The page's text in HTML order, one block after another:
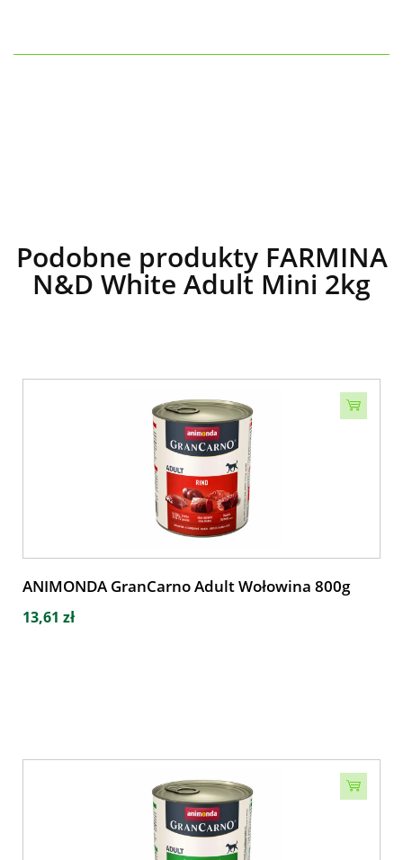
Podobne produkty FARMINA
N&D White Adult Mini 2kg
ANIMONDA GranCarno Adult Wołowina 800g
13,61 zł